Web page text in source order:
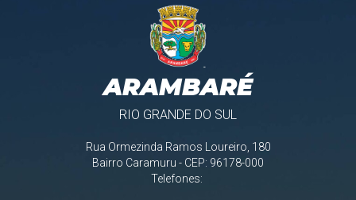
ARAMBARÉ
RIO GRANDE DO SUL
Rua Ormezinda Ramos Loureiro, 180
Bairro Caramuru - CEP: 96178-000
Telefones: